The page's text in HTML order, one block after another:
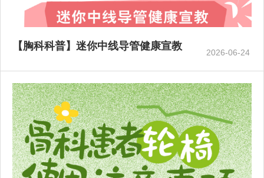
2026-06-24
【胸科科普】迷你中线导管健康宣教